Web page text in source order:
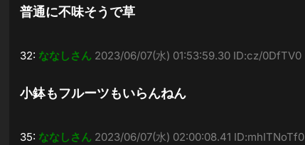
普通に不味そうで草
32: ななしさん 2023/06/07(水) 01:53:59.30 ID:cz/0DfTV0
小鉢もフルーツもいらんねん
35: ななしさん 2023/06/07(水) 02:00:08.41 ID:mhITNoTf0